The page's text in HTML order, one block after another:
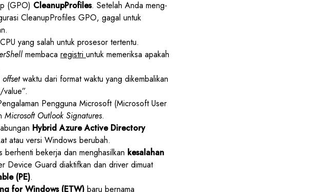
(GPO) CleanupProfiles. Setelah Anda meng-
CleanupProfiles GPO, gagal untuk
yang salah untuk prosesor tertentu.
membaca registri untuk memeriksa apakah
offsetwaktu dari format waktu yang dikembalikan
Pengguna Microsoft (Microsoft User
Microsoft Outlook Signatures.
Hybrid Azure Active Directory
atau versi Windows berubah.
berhenti bekerja dan menghasilkan kesalahan
Device Guard diaktifkan dan driver dimuat
(PE).
for Windows (ETW) baru bernama